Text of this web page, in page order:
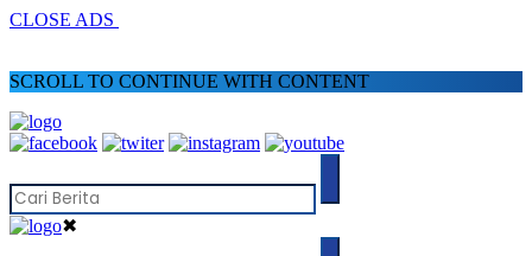
CLOSE ADS
SCROLL TO CONTINUE WITH CONTENT
✖